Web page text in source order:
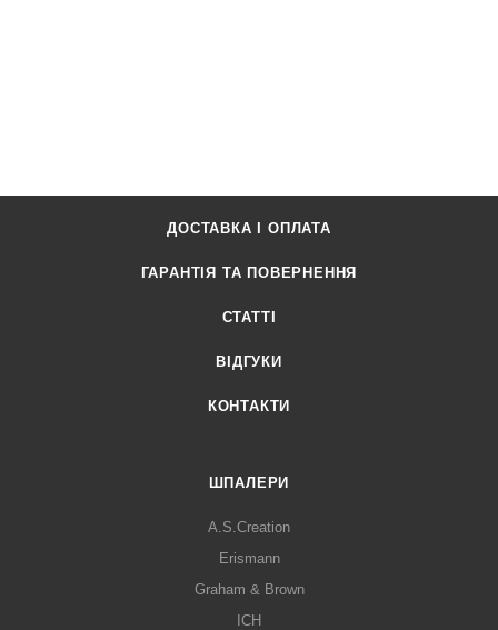
ДОСТАВКА І ОПЛАТА
ГАРАНТІЯ ТА ПОВЕРНЕННЯ
СТАТТІ
ВІДГУКИ
КОНТАКТИ
ШПАЛЕРИ
A.S.Creation
Erismann
Graham & Brown
ICH